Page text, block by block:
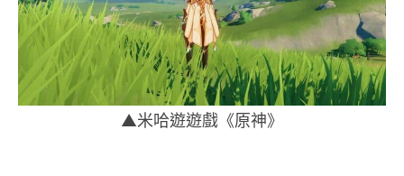
▲米哈遊遊戲《原神》